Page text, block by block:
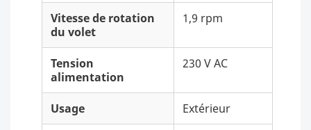
Vitesse de rotation
du volet
1,9 rpm
Tension
alimentation
230 V AC
Usage Extérieur